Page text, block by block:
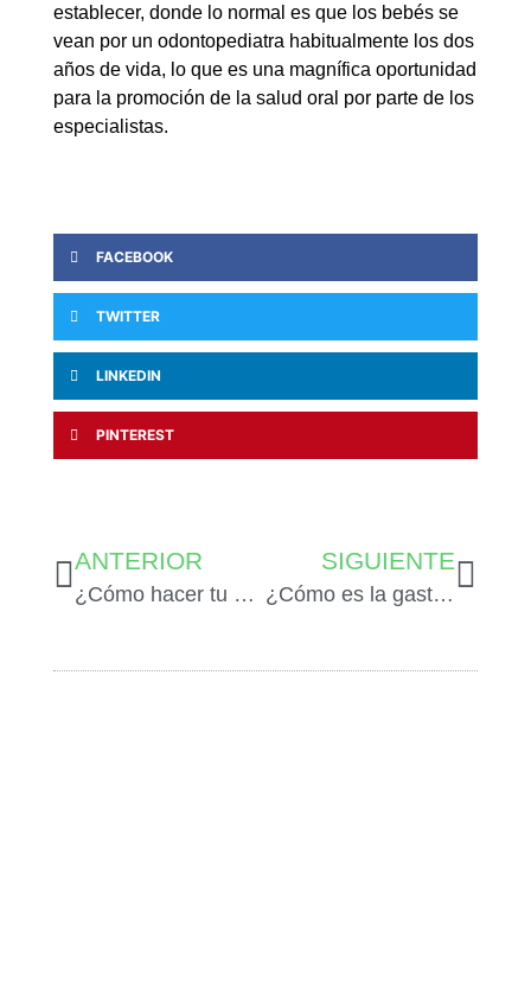
establecer, donde lo normal es que los bebés se
vean por un odontopediatra habitualmente los dos
años de vida, lo que es una magnífica oportunidad
para la promoción de la salud oral por parte de los
especialistas.
FACEBOOK
TWITTER
LINKEDIN
PINTEREST
ANTERIOR
¿Cómo hacer tu propio queso vegano artesanal?
SIGUIENTE
¿Cómo es la gastronomía de Valladolid?